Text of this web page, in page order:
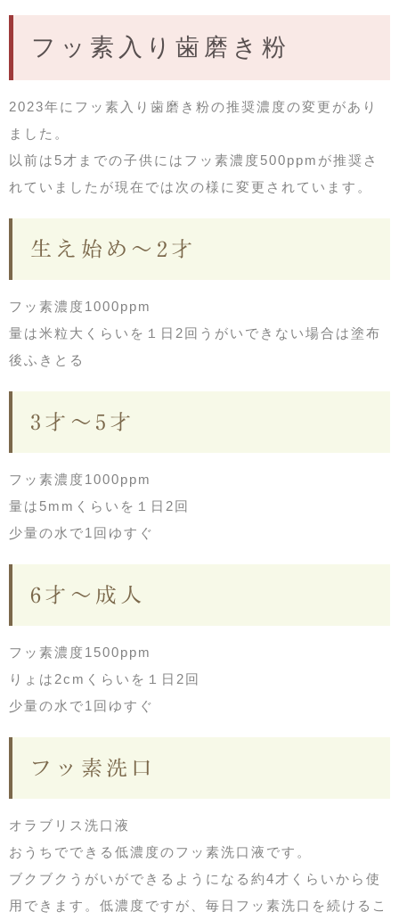
フッ素入り歯磨き粉
2023年にフッ素入り歯磨き粉の推奨濃度の変更があり
ました。
以前は5才までの子供にはフッ素濃度500ppmが推奨さ
れていましたが現在では次の様に変更されています。
生え始め～2才
フッ素濃度1000ppm
量は米粒大くらいを１日2回うがいできない場合は塗布
後ふきとる
3才～5才
フッ素濃度1000ppm
量は5mmくらいを１日2回
少量の水で1回ゆすぐ
6才～成人
フッ素濃度1500ppm
りょは2cmくらいを１日2回
少量の水で1回ゆすぐ
フッ素洗口
オラブリス洗口液
おうちでできる低濃度のフッ素洗口液です。
ブクブクうがいができるようになる約4才くらいから使
用できます。低濃度ですが、毎日フッ素洗口を続けるこ